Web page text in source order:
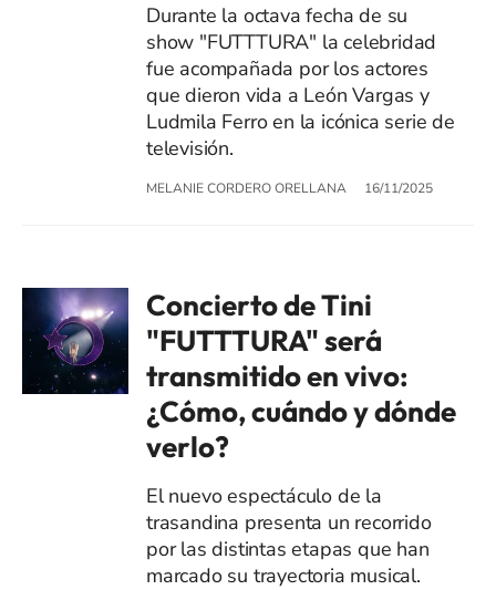
Durante la octava fecha de su
show "FUTTTURA" la celebridad
fue acompañada por los actores
que dieron vida a León Vargas y
Ludmila Ferro en la icónica serie de
televisión.
MELANIE CORDERO ORELLANA 16/11/2025
Concierto de Tini
"FUTTTURA" será
transmitido en vivo:
¿Cómo, cuándo y dónde
verlo?
El nuevo espectáculo de la
trasandina presenta un recorrido
por las distintas etapas que han
marcado su trayectoria musical.